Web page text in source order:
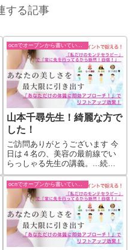
する記事
ocnでオープンから書いていた過去ブログ
山本千尋先生！綺麗な方で
した！
ご訪問ありがとうございます 今
日は４名の、美容の最前線でい
らっしゃる先生の講義。...続き
をもっと見る
ocnでオープンから書いていた過去ブログ